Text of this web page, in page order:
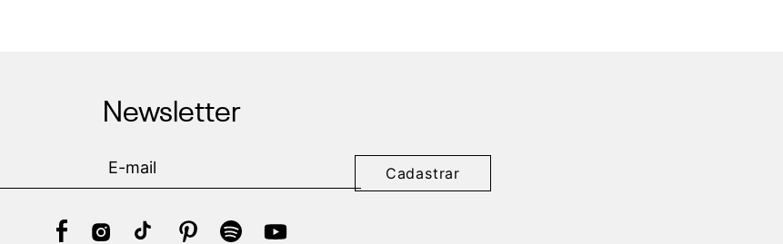
Newsletter
Cadastrar